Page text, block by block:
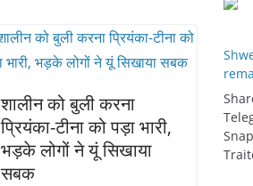
शालीन को बुली करना
प्रियंका-टीना को पड़ा भारी,
भड़के लोगों ने यूं सिखाया
सबक